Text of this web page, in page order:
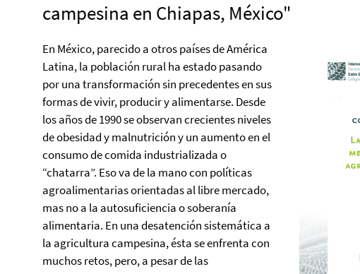
campesina en Chiapas, México"
En México, parecido a otros países de América
Latina, la población rural ha estado pasando
por una transformación sin precedentes en sus
formas de vivir, producir y alimentarse. Desde
los años de 1990 se observan crecientes niveles
de obesidad y malnutrición y un aumento en el
consumo de comida industrializada o
“chatarra”. Eso va de la mano con políticas
agroalimentarias orientadas al libre mercado,
mas no a la autosuficiencia o soberanía
alimentaria. En una desatención sistemática a
la agricultura campesina, ésta se enfrenta con
muchos retos, pero, a pesar de las